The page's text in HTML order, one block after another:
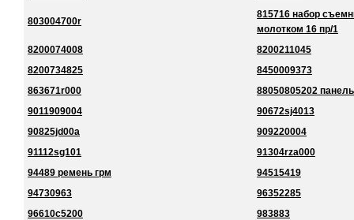
803004700r
815716 набор
молотком 16 пр/1
8200074008
8200211045
8200734825
8450009373
863671r000
88050805202
9011909004
90672sj4013
90825jd00a
909220004
91112sg101
91304rza000
94489 ремень грм
94515419
94730963
96352285
96610c5200
983883